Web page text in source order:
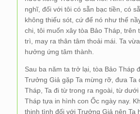
nghĩ, đối với tôi có sẵn bạc tiền, có
không thiếu sót, cứ để nó như thế
chi, tôi muốn xây tòa Bảo Tháp, trên
trì, may ra thân tâm thoải mái. Ta
hưởng ứng tâm thành.
Sau ba năm ta trở lại, tòa Bảo Tháp
Trưởng Giả gặp Ta mừng rỡ, đưa Ta
Tháp, Ta đi từ trong ra ngoài, từ dưới
Tháp tựa in hình con Ốc ngày nay.
thịnh tình đối với Trưởng Giả nên Ta